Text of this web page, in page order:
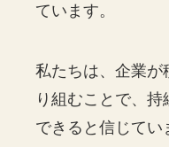
ています。
私たちは、企業が
り組むことで、
できると信じてい